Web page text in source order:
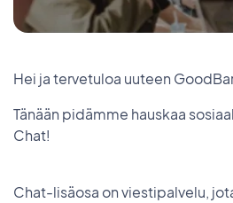
Hei ja tervetuloa uuteen
Tänään pidämme hauskaa
Chat!
Chat-lisäosa on viestipalvelu,